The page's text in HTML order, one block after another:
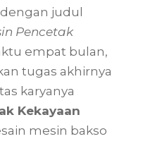
judul
Pencetak
empat bulan,
tugas akhirnya
karyanya
Kekayaan
mesin bakso